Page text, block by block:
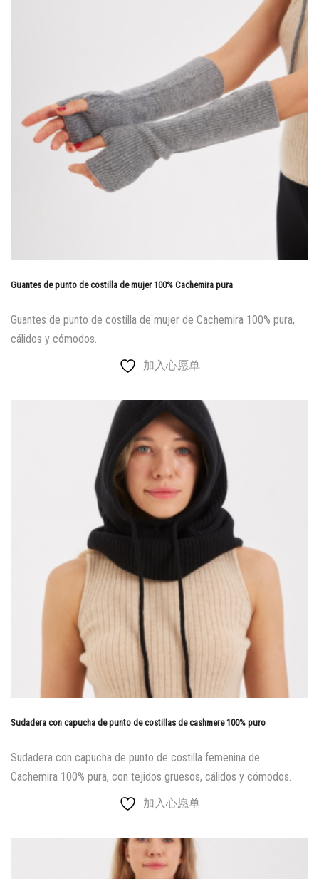
Guantes de punto de costilla de mujer 100% Cachemira pura
Guantes de punto de costilla de mujer de Cachemira 100% pura,
cálidos y cómodos.
加入心愿单
Sudadera con capucha de punto de costillas de cashmere 100% puro
Sudadera con capucha de punto de costilla femenina de
Cachemira 100% pura, con tejidos gruesos, cálidos y cómodos.
加入心愿单